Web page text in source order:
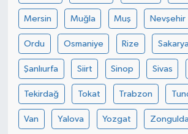
Mersin Muğla Muş Nevşehir
Ordu Osmaniye Rize
Şanlıurfa Siirt Sinop Sivas
Tekirdağ Tokat Trabzon
Van Yalova Yozgat